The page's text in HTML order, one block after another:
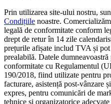
Prin utilizarea site-ului nostru,
Condițiile noastre.
legală de conformitate conform
drept de retur în 14 zile
prețurile afișate includ TVA și
prealabilă. Datele
conformitate cu Regulamentul
190/2018, fiind utilizate pentru
facturare, asistență post-vânzare
expres, pentru comunicări de
tehnice și organizatorice